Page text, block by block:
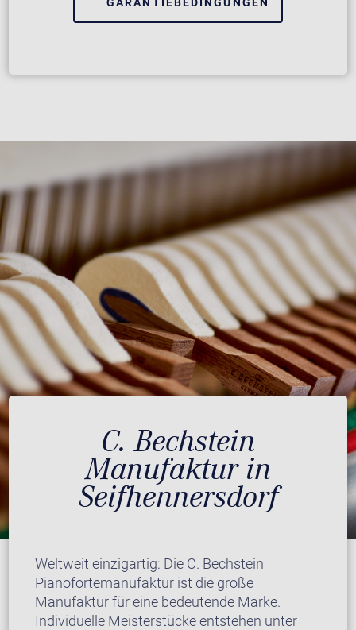
C. Bechstein
Manufaktur in
Seifhennersdorf
Weltweit einzigartig: Die C. Bechstein
Pianofortemanufaktur ist die große
Manufaktur für eine bedeutende Marke.
Individuelle Meisterstücke entstehen unter